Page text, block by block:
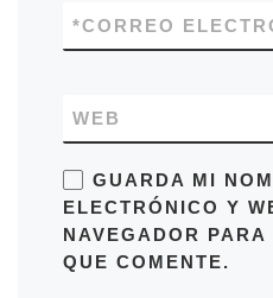
CORREO
*
WEB
GUARDA MI
ELECTRÓNICO Y
NAVEGADOR
QUE COMENTE.